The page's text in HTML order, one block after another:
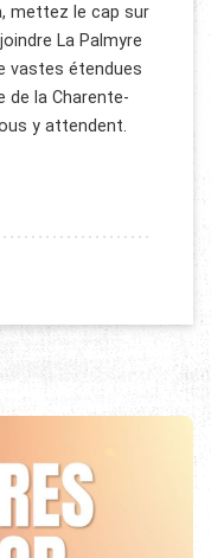
mettez le cap sur
La Palmyre
vastes étendues
de la Charente-
y attendent.
– LES MATHES